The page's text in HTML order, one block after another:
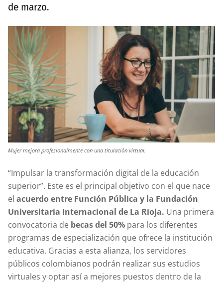
de marzo.
Mujer mejora profesionalmente con una titulación virtual.
“Impulsar la transformación digital de la educación
superior”. Este es el principal objetivo con el que nace
el acuerdo entre Función Pública y la Fundación
Universitaria Internacional de La Rioja. Una primera
convocatoria de becas del 50% para los diferentes
programas de especialización que ofrece la institución
educativa. Gracias a esta alianza, los servidores
públicos colombianos podrán realizar sus estudios
virtuales y optar así a mejores puestos dentro de la